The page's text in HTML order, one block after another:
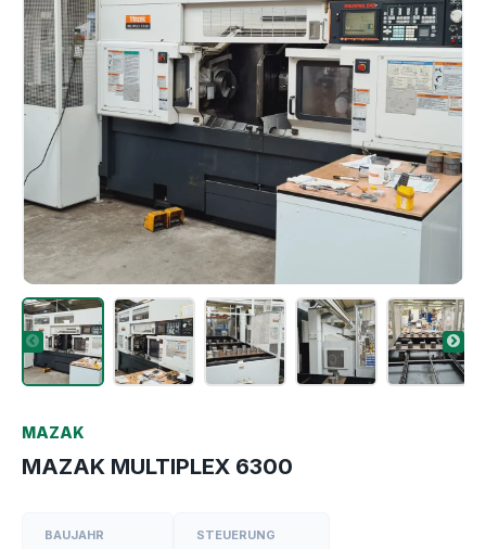
MAZAK
MAZAK MULTIPLEX 6300
BAUJAHR STEUERUNG